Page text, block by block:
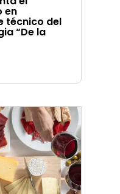
en
técnico del
“De la